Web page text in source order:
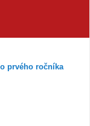
prvého ročníka